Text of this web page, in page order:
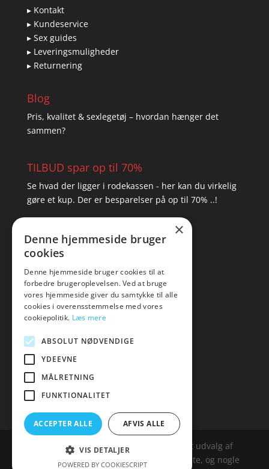
▸ Kontakt
▸ Kundeservice
▸ Sex guides
▸ Leveringsmuligheder
▸ Returnering
Blog
Pris, kvalitet & sexlegetøj – hvordan hænger det
sammen?
TILBUD spar op til 70%
Se hvad der ligger i rodekassen - her kan du virkelig
gøre et kup. Der er besparelser på op til 70% ..!
Tlf: 7876 8672
Mail: hej@amare.dk
Amare.dk er siden, der samler et bredt udvalg af
spændende varer. Siden er et affailiatesite, og nogle
×
Denne hjemmeside bruger
cookies
Denne hjemmeside bruger cookies til at
forbedre brugeroplevelsen. Ved at bruge
vores hjemmeside giver du samtykke til alle
cookies i overensstemmelse med vores
cookiepolitik. Læs mere
ABSOLUT NØDVENDIGE
YDEEVNE
MÅLRETNING
FUNKTIONALITET
ACCEPTER ALLE AFVIS ALLE
VIS DETALJER
POWERED BY COOKIESCRIPT